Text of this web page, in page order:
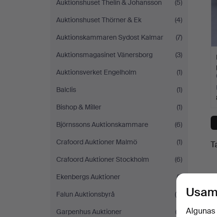
Auktionshuset Thelin & Johansson
(5)
Auktionshuset Thörner & Ek
(4)
Auktionskammaren Sydost Kalmar
(7)
Auktionsmagasinet Vänersborg
(3)
Auktionsverket Engelholm
(1)
Balclis
(1)
Bishop & Miller
(1)
Björnssons Auktionskammare
(6)
Crafoord Auktioner Malmö
(1)
Crafoord Auktioner Stockholm
(6)
Ekenbergs Auktioner
(1)
Falun Auktionsbyrå
(4)
Garpenhus Auktioner
(3)
Algunas